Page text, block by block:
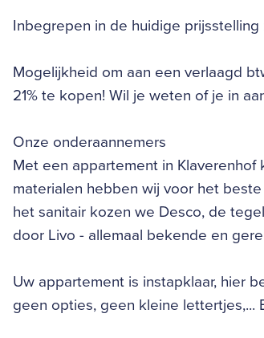
Inbegrepen in de huidige prijsstelling
Mogelijkheid om aan een verlaagd
21% te kopen! Wil je weten of je in
Onze onderaannemers
Met een appartement in
materialen hebben wij voor het
het sanitair kozen we Desco, de
door Livo - allemaal bekende en
Uw appartement is instapklaar, hier
geen opties, geen kleine lettertjes,...